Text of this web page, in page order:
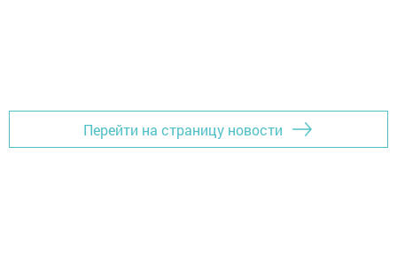
Перейти на страницу новости